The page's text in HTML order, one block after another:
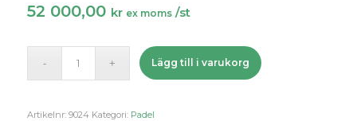
52 000,00 kr ex moms /st
Lägg till i varukorg
Artikelnr: 9024 Kategori: Padel